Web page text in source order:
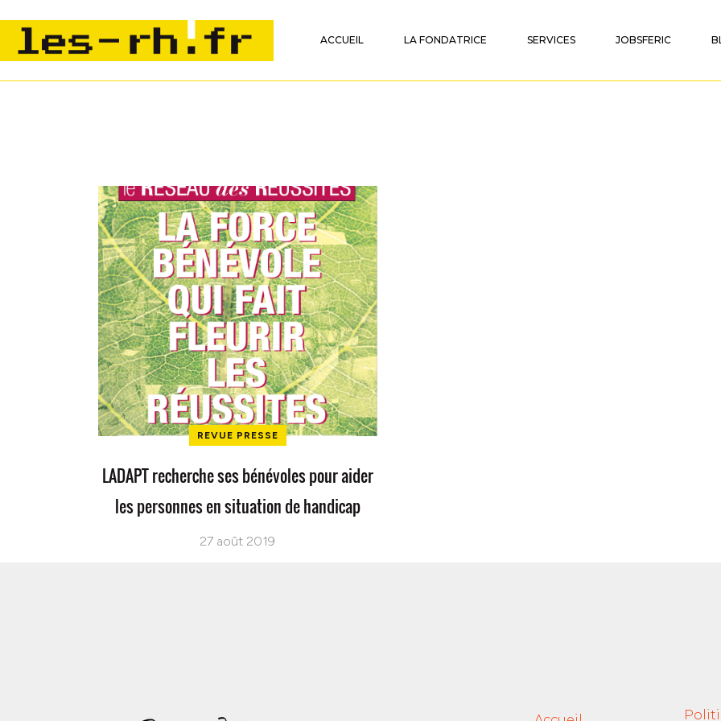
ACCUEIL LA FONDATRICE SERVICES JOBSFERIC
REVUE PRESSE
LADAPT recherche ses bénévoles pour aider
les personnes en situation de handicap
27 août 2019